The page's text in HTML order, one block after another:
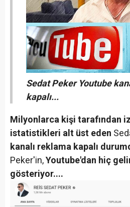
Sedat Peker Youtube
kapalı...
Milyonlarca kişi tarafından
istatistikleri alt üst eden
kanalı reklama kapalı
Peker'in,Youtube'dan hiç
gösteriyor....